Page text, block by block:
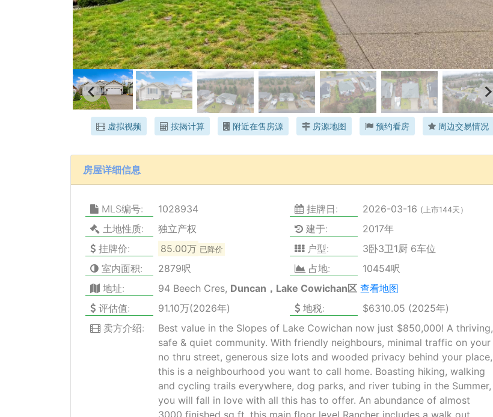
虚拟视频 按揭计算 附近在售房源 房源地图 预约看房 周边交易情况
房屋详细信息
MLS编号: 1028934 挂牌日: 2026-03-16 (上市144天）
土地性质: 独立产权 建于:
2017年
挂牌价:
85.00万 已降价 户型:
3卧3卫1厨 6车位
室内面积:
2879呎 占地:
10454呎
地址:
94 Beech Cres, Duncan，Lake Cowichan区 查看地图
评估值:
91.10万(2026年) 地税:
$6310.05 (2025年)
卖方介绍:
Best value in the Slopes of Lake Cowichan now just $850,000! A thriving,
safe & quiet community. With friendly neighbours, minimal traffic on your
no thru street, generous size lots and wooded privacy behind your place,
this is a neighbourhood you want to call home. Boasting hiking, walking
and cycling trails everywhere, dog parks, and river tubing in the Summer,
you will fall in love with all this has to offer. An abundance of almost